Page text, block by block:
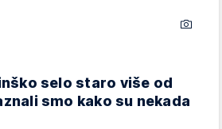
selo staro više od
smo kako su nekada